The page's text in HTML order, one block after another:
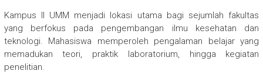
Kampus II UMM menjadi lokasi utama bagi sejumlah fakultas
yang berfokus pada pengembangan ilmu kesehatan dan
teknologi. Mahasiswa memperoleh pengalaman belajar yang
memadukan teori, praktik laboratorium, hingga kegiatan
penelitian.